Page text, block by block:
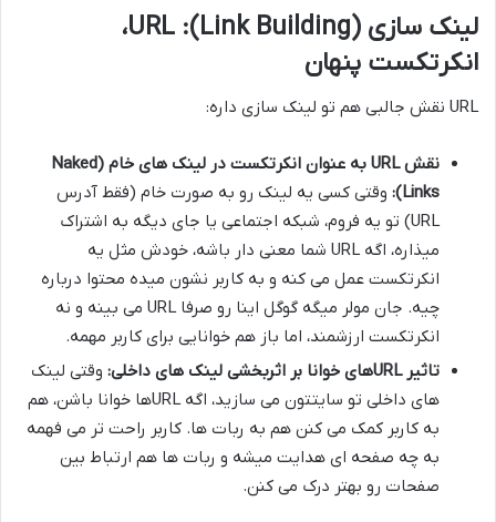
لینک سازی (Link Building): URL،
انکرتکست پنهان
URL نقش جالبی هم تو لینک سازی داره:
نقش URL به عنوان انکرتکست در لینک های خام (Naked
Links):
وقتی کسی یه لینک رو به صورت خام (فقط آدرس
URL) تو یه فروم، شبکه اجتماعی یا جای دیگه به اشتراک
میذاره، اگه URL شما معنی دار باشه، خودش مثل یه
انکرتکست عمل می کنه و به کاربر نشون میده محتوا درباره
چیه. جان مولر میگه گوگل اینا رو صرفا URL می بینه و نه
انکرتکست ارزشمند، اما باز هم خوانایی برای کاربر مهمه.
تاثیر URLهای خوانا بر اثربخشی لینک های داخلی:
وقتی لینک
های داخلی تو سایتتون می سازید، اگه URLها خوانا باشن، هم
به کاربر کمک می کنن هم به ربات ها. کاربر راحت تر می فهمه
به چه صفحه ای هدایت میشه و ربات ها هم ارتباط بین
صفحات رو بهتر درک می کنن.